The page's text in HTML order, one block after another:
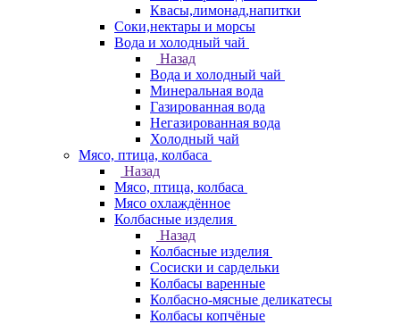
Квасы,лимонад,напитки
Соки,нектары и морсы
Вода и холодный чай
Назад
Вода и холодный чай
Минеральная вода
Газированная вода
Негазированная вода
Холодный чай
Мясо, птица, колбаса
Назад
Мясо, птица, колбаса
Мясо охлаждённое
Колбасные изделия
Назад
Колбасные изделия
Сосиски и сардельки
Колбасы варенные
Колбасно-мясные деликатесы
Колбасы копчёные